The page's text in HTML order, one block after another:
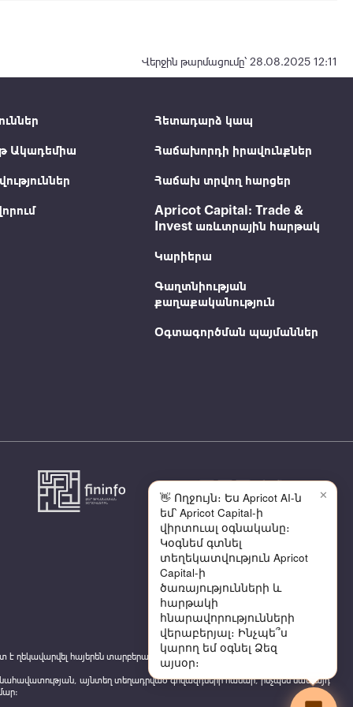
Վերջին թարմացումը՝ 28.08.2025 12:11
Ակադեմիա
Հետադարձ կապ
Հաճախորդի իրավունքներ
Հաճախ տրվող հարցեր
Apricot Capital: Trade &
Invest առևտրային հարթակ
Կարիերա
Գաղտնիության
քաղաքականություն
Օգտագործման պայմաններ
ղեկավարվել հայերեն տարբերակով
այնտեղ տեղադրված գովազդների համար, ինչպես նաև այդ
✕
👋 Ողջույն։ Ես Apricot AI-ն
եմ՝ Apricot Capital-ի
վիրտուալ օգնականը։
Կօգնեմ գտնել
տեղեկատվություն Apricot
Capital-ի
ծառայությունների և
հարթակի
հնարավորությունների
վերաբերյալ։ Ինչպե՞ս
կարող եմ օգնել Ձեզ
այսօր։